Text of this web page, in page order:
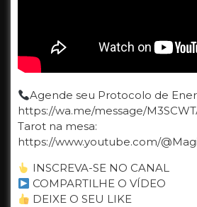
Agende seu Protocolo de
https://wa.me/message/
Tarot na mesa:
https://www.youtube.com/
INSCREVA-SE NO CANAL
COMPARTILHE O VÍDEO
DEIXE O SEU LIKE